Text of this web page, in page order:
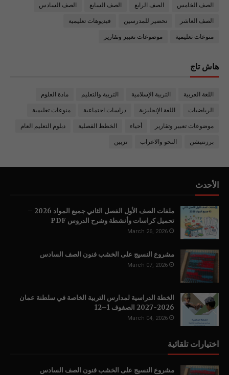
الصف الخامس الصف الرابع الصف السابع الصف السادس
الصف العاشر تحضير للمدرسين فيديوهات تعليمية
منوعات تعليمية موضوعات تعبير وتقارير
هاش تاج
اللغة العربية التربية الإسلامية التربية والتعليم مادة العلوم
الرياضيات اللغة الإنجليزية دراسات اجتماعية منوعات تعليمية
موضوعات تعبير وتقارير أحياء الخطط الفصلية دبلوم التعليم العام
برزنتيشن النحو والاعراب تزيين
الأحدث
ملفات الصف الأول الفصل الثاني جميع المواد 2026 –
تحميل كراسات وأنشطة وشرح الدروس PDF
March 26, 2026
مشروع النسيج على الخشب فنون الصف السادس
March 07, 2026
الخطة الدراسية لمدارس التربية الخاصة في سلطنة عمان
2026-2027 الصفوف 1–12
March 04, 2026
اختيارات تلقائية
مشروع النسيج على الخشب فنون الصف السادس